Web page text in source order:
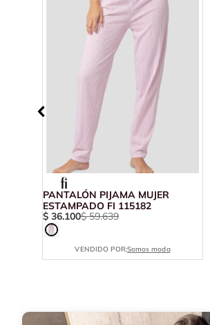
PANTALÓN PIJAMA MUJER
ESTAMPADO FI 115182
$ 36.100$ 59.639
VENDIDO POR:Somos moda